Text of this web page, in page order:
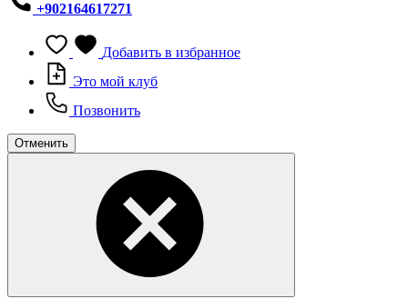
+902164617271
Добавить в избранное
Это мой клуб
Позвонить
Отменить